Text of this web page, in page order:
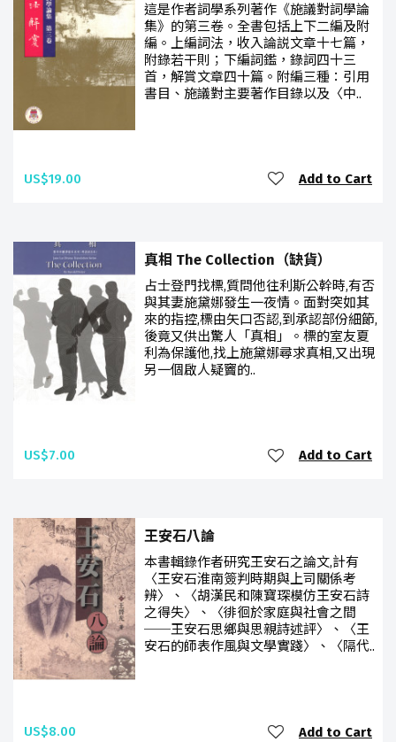
這是作者詞學系列著作《施議對詞學論
集》的第三卷。全書包括上下二編及附
編。上編詞法，收入論説文章十七篇，
附錄若干則；下編詞鑑，錄詞四十三
首，解賞文章四十篇。附編三種：引用
書目、施議對主要著作目錄以及〈中..
US$19.00 Add to Cart
真相 The Collection（缺貨）
占士登門找標,質問他往利斯公幹時,有否
與其妻施黛娜發生一夜情。面對突如其
來的指控,標由矢口否認,到承認部份細節,
後竟又供出驚人「真相」。標的室友夏
利為保護他,找上施黛娜尋求真相,又出現
另一個啟人疑竇的..
US$7.00 Add to Cart
王安石八論
本書輯錄作者研究王安石之論文,計有
〈王安石淮南簽判時期與上司關係考
辨〉、〈胡漢民和陳寶琛模仿王安石詩
之得失〉、〈徘徊於家庭與社會之間
──王安石思鄉與思親詩述評〉、〈王
安石的師表作風與文學實踐〉、〈隔代..
US$8.00 Add to Cart